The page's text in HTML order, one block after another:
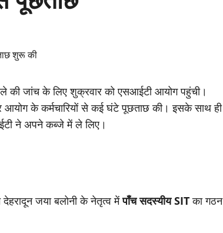
की जांच के लिए शुक्रवार को एसआईटी आयोग पहुंची।
आयोग के कर्मचारियों से कई घंटे पूछताछ की। इसके साथ ही
ने अपने कब्जे में ले लिए।
जया बलोनी के नेतृत्व मेंपाँच सदस्यीयSITका गठन